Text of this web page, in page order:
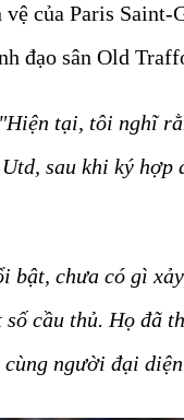
của Paris Saint-
đạo sân Old
"Hiện tại, tôi nghĩ
sau khi ký hợp
bật, chưa có gì
số cầu thủ. Họ đã
cùng người đại